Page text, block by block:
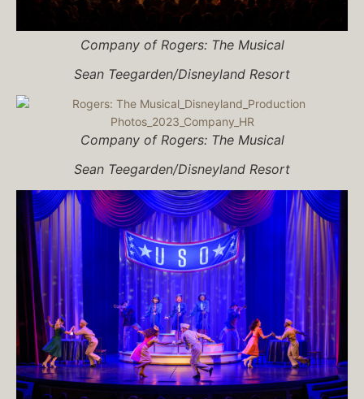
Company of Rogers: The Musical
Sean Teegarden/Disneyland Resort
Company of Rogers: The Musical
Sean Teegarden/Disneyland Resort